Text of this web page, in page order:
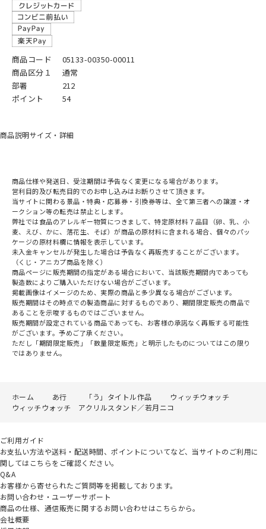
商品コード
05133-00350-00011
商品区分１
通常
部署
212
ポイント
54
商品説明サイズ・詳細
商品仕様や発送日、受注期間は予告なく変更になる場合があります。
営利目的及び転売目的でのお申し込みはお断りさせて頂きます。
当サイトに関わる景品・特典・応募券・引換券等は、全て第三者への譲渡・オ
ークション等の転売は禁止とします。
弊社では食品のアレルギー物質につきまして、特定原材料７品目（卵、乳、小
麦、えび、かに、落花生、そば）が商品の原材料に含まれる場合、個々のパッ
ケージの原材料欄に情報を表示しています。
未入金キャンセルが発生した場合は予告なく再販売することがございます。
（くじ・アニカプ商品を除く）
商品ページに販売期間の指定がある場合において、当該販売期間内であっても
製造数によりご購入いただけない場合がございます。
掲載画像はイメージのため、実際の商品と多少異なる場合がございます。
販売期間はその時点での製造商品に対するものであり、期間限定販売の商品で
あることを示唆するものではございません。
販売期間が設定されている商品であっても、お客様の承諾なく再販する可能性
がございます。予めご了承ください。
ただし「期間限定販売」「数量限定販売」と明示したものについてはこの限り
ではありません。
ホーム あ行 「う」タイトル作品
ウィッチウォッチ
ウィッチウォッチ アクリルスタンド／若月ニコ
ご利用ガイド
お支払い方法や送料・配送時間、ポイントについてなど、当サイトのご利用に
関してはこちらをご確認ください。
Q&A
お客様から寄せられたご質問等を掲載しております。
お問い合わせ・ユーザーサポート
商品の仕様、通信販売に関するお問い合わせはこちらから。
会社概要